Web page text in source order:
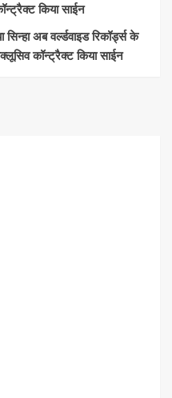
किया साईन
सिन्हा अब वर्ल्डवाइड रिकॉर्ड्स के
कॉन्ट्रैक्ट किया साईन